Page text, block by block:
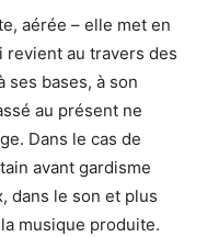
aérée – elle met en
revient au travers des
ses bases, à son
au présent ne
Dans le cas de
avant gardisme
dans le son et plus
musique produite.